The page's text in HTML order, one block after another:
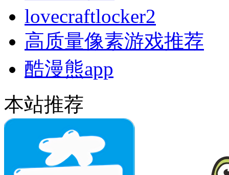
lovecraftlocker2
高质量像素游戏推荐
酷漫熊app
本站推荐